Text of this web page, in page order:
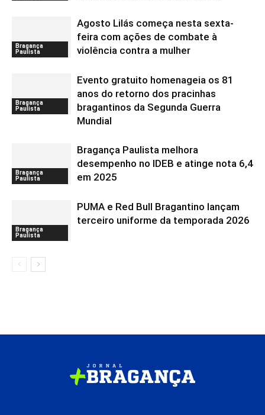
Bragança
Paulista
Agosto Lilás começa nesta sexta-
feira com ações de combate à
violência contra a mulher
Bragança
Paulista
Evento gratuito homenageia os 81
anos do retorno dos pracinhas
bragantinos da Segunda Guerra
Mundial
Bragança
Paulista
Bragança Paulista melhora
desempenho no IDEB e atinge nota 6,4
em 2025
Bragança
Paulista
PUMA e Red Bull Bragantino lançam
terceiro uniforme da temporada 2026